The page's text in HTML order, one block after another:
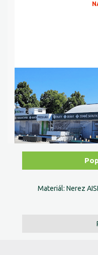
Materiál: Nerez